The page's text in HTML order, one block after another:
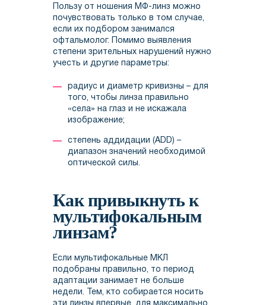
Пользу от ношения МФ-линз можно
почувствовать только в том случае,
если их подбором занимался
офтальмолог. Помимо выявления
степени зрительных нарушений нужно
учесть и другие параметры:
радиус и диаметр кривизны – для
того, чтобы линза правильно
«села» на глаз и не искажала
изображение;
степень аддидации (ADD) –
диапазон значений необходимой
оптической силы.
Как привыкнуть к
мультифокальным
линзам?
Если мультифокальные МКЛ
подобраны правильно, то период
адаптации занимает не больше
недели. Тем, кто собирается носить